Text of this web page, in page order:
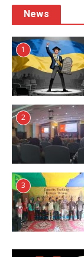
News
1
2
3